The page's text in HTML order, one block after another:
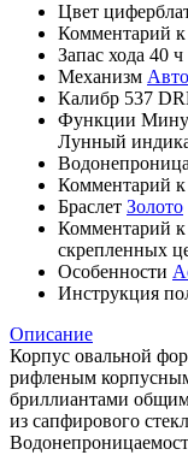
Цвет
Комментарий к
Запас хода 40 ч
Механизм
Калибр 537
Функции
Лунный
Комментарий
Браслет Золото
Комментарий к
скрепленных
Особенности
Инструкция
Описание
Корпус овальной
рифленым
бриллиантами
из сапфирового